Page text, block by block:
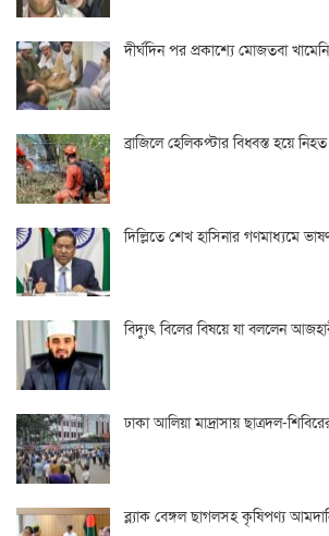
দীর্ঘদিন পর প্রকাশ্যে মোজতবা
ব্রাজিলে হেলিকপ্টার বিধ্বস্ত হয়ে
দিল্লিতে শেখ হাসিনার গণমাধ্যমে
বিদ্যুৎ বিলের বিষয়ে যা বললেন
ঢাকা আলিয়া মাদ্রাসায় ছাত্রদল-
ব্ল্যাক বেঙ্গল ছাগলসহ কৃষিপণ্য